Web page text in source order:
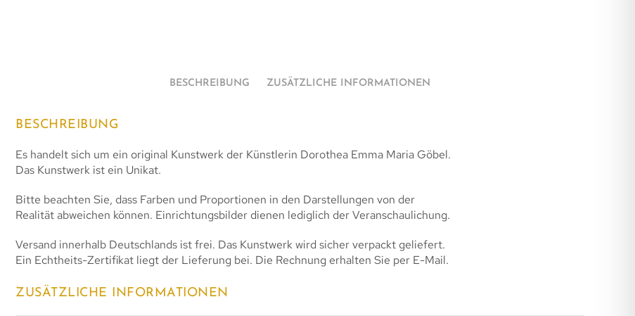
BESCHREIBUNG ZUSÄTZLICHE INFORMATIONEN
BESCHREIBUNG
Es handelt sich um ein original Kunstwerk der Künstlerin Dorothea Emma Maria Göbel.
Das Kunstwerk ist ein Unikat.
Bitte beachten Sie, dass Farben und Proportionen in den Darstellungen von der
Realität abweichen können. Einrichtungsbilder dienen lediglich der Veranschaulichung.
Versand innerhalb Deutschlands ist frei. Das Kunstwerk wird sicher verpackt geliefert.
Ein Echtheits-Zertifikat liegt der Lieferung bei. Die Rechnung erhalten Sie per E-Mail.
ZUSÄTZLICHE INFORMATIONEN